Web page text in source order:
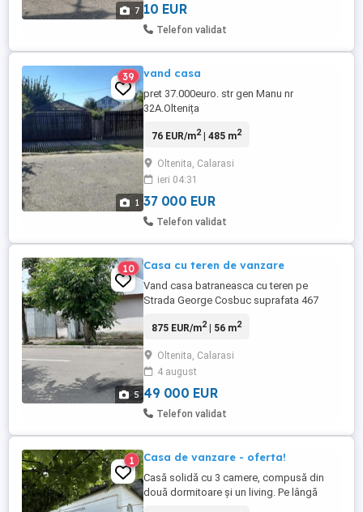
7 10 EUR
Telefon validat
1
39 vand casa
pret 37.000euro. str gen Manu nr
32A.Oltenița
76 EUR/m2| 485 m2
Oltenita, Calarasi
ieri 04:31
37 000 EUR
Telefon validat
5
10 Casa cu teren de vanzare
Vand casa batraneasca cu teren pe
Strada George Cosbuc suprafata 467
pe strada. Zona linistita, magazin mixt in
accepta schimburi. Mai multe informatii la
telefon
875 EUR/m2| 56 m2
Oltenita, Calarasi
4 august
49 000 EUR
Telefon validat
1 Casa de vanzare - oferta!
Casă solidă cu 3 camere, compusă din
două dormitoare și un living. Pe lângă